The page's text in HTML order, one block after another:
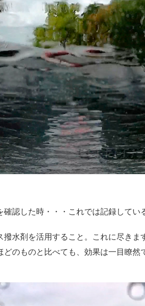
認した時・・・これでは記録してい
水剤を活用すること。これに尽きま
のものと比べても、効果は一目瞭然